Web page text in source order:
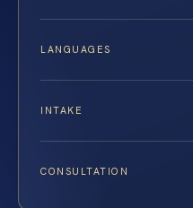
LANGUAGES
INTAKE
CONSULTATION